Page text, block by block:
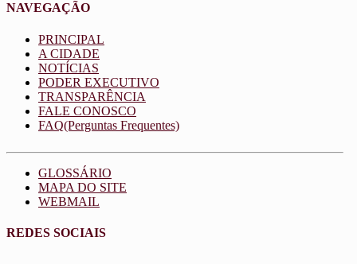
NAVEGAÇÃO
PRINCIPAL
A CIDADE
NOTÍCIAS
PODER EXECUTIVO
TRANSPARÊNCIA
FALE CONOSCO
FAQ(Perguntas Frequentes)
GLOSSÁRIO
MAPA DO SITE
WEBMAIL
REDES SOCIAIS